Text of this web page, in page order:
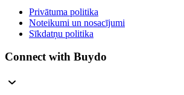
Privātuma politika
Noteikumi un nosacījumi
Sīkdatņu politika
Connect with Buydo